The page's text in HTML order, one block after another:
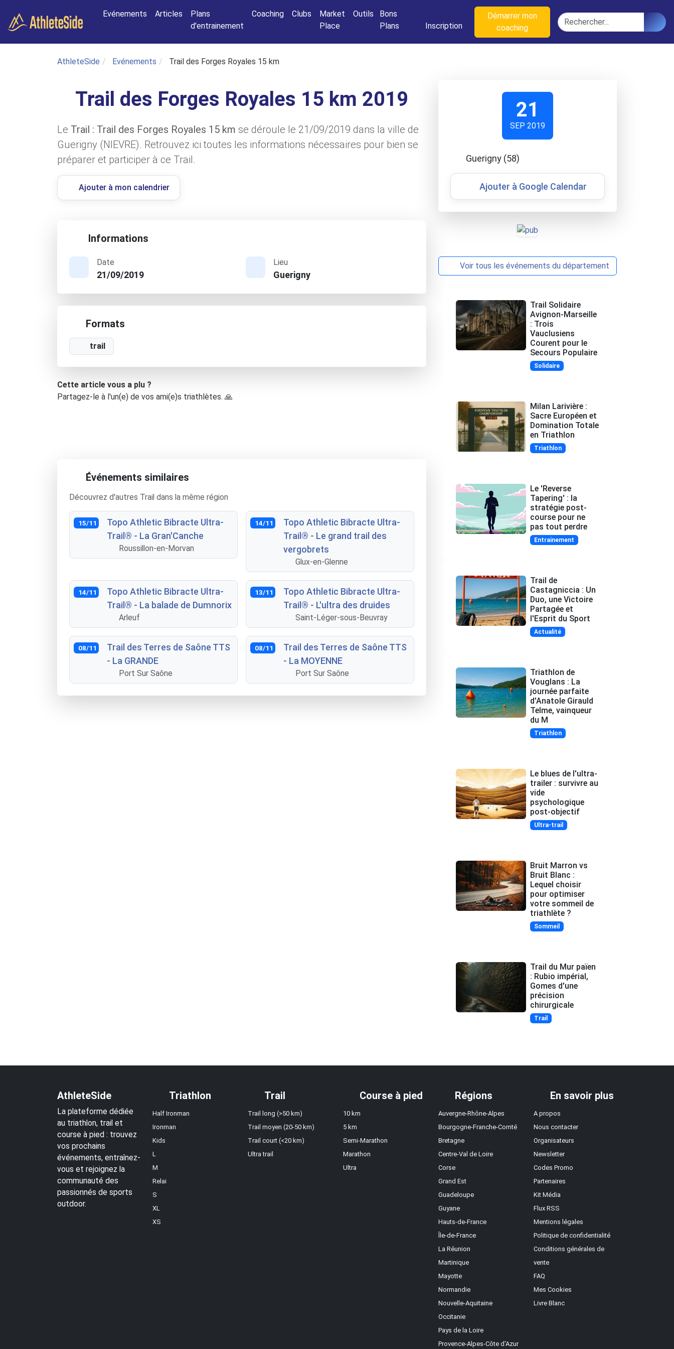
Evénements
Articles
Plans
d'entrainement
Coaching Clubs
Market
Place
Outils
Bons
Plans
Inscription
Démarrer mon
coaching
Rechercher
AthleteSide Evénements Trail des Forges Royales 15 km
Trail des Forges Royales 15 km 2019
Le Trail : Trail des Forges Royales 15 km se déroule le 21/09/2019 dans la ville de
Guerigny (NIEVRE). Retrouvez ici toutes les informations nécessaires pour bien se
préparer et participer à ce Trail.
Ajouter à mon calendrier
Informations
Date
21/09/2019
Lieu
Guerigny
Formats
trail
Cette article vous a plu ?
Partagez-le à l'un(e) de vos ami(e)s triathlètes. 🙏
Événements similaires
Découvrez d'autres Trail dans la même région
15/11
Topo Athletic Bibracte Ultra-
Trail® - La Gran'Canche
Roussillon-en-Morvan
14/11
Topo Athletic Bibracte Ultra-
Trail® - Le grand trail des
vergobrets
Glux-en-Glenne
14/11
Topo Athletic Bibracte Ultra-
Trail® - La balade de Dumnorix
Arleuf
13/11
Topo Athletic Bibracte Ultra-
Trail® - L'ultra des druides
Saint-Léger-sous-Beuvray
08/11
Trail des Terres de Saône TTS
- La GRANDE
Port Sur Saône
08/11
Trail des Terres de Saône TTS
- La MOYENNE
Port Sur Saône
21
SEP 2019
Guerigny (58)
Ajouter à Google Calendar
Voir tous les événements du département
Trail Solidaire
Avignon-Marseille
: Trois
Vauclusiens
Courent pour le
Secours Populaire
Solidaire
Milan Larivière :
Sacre Européen et
Domination Totale
en Triathlon
Triathlon
Le 'Reverse
Tapering' : la
stratégie post-
course pour ne
pas tout perdre
Entrainement
Trail de
Castagniccia : Un
Duo, une Victoire
Partagée et
l'Esprit du Sport
Actualité
Triathlon de
Vouglans : La
journée parfaite
d'Anatole Girauld
Telme, vainqueur
du M
Triathlon
Le blues de l'ultra-
trailer : survivre au
vide
psychologique
post-objectif
Ultra-trail
Bruit Marron vs
Bruit Blanc :
Lequel choisir
pour optimiser
votre sommeil de
triathlète ?
Sommeil
Trail du Mur païen
: Rubio impérial,
Gomes d'une
précision
chirurgicale
Trail
AthleteSide
La plateforme dédiée
au triathlon, trail et
course à pied : trouvez
vos prochains
événements, entraînez-
vous et rejoignez la
communauté des
passionnés de sports
outdoor.
Triathlon
Half Ironman
Ironman
Kids
L
M
Relai
S
XL
XS
Trail
Trail long (>50 km)
Trail moyen (20-50 km)
Trail court (<20 km)
Ultra trail
Course à pied
10 km
5 km
Semi-Marathon
Marathon
Ultra
Régions
Auvergne-Rhône-Alpes
Bourgogne-Franche-Comté
Bretagne
Centre-Val de Loire
Corse
Grand Est
Guadeloupe
Guyane
Hauts-de-France
Île-de-France
La Réunion
Martinique
Mayotte
Normandie
Nouvelle-Aquitaine
Occitanie
Pays de la Loire
Provence-Alpes-Côte d'Azur
En savoir plus
A propos
Nous contacter
Organisateurs
Newsletter
Codes Promo
Partenaires
Kit Média
Flux RSS
Mentions légales
Politique de confidentialité
Conditions générales de
vente
FAQ
Mes Cookies
Livre Blanc